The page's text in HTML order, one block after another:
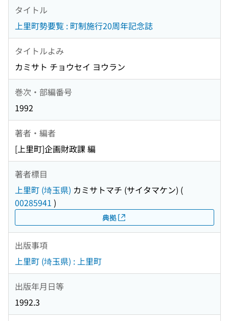
タイトル
上里町勢要覧 : 町制施行20周年記念誌
タイトルよみ
カミサト チョウセイ ヨウラン
巻次・部編番号
1992
著者・編者
[上里町]企画財政課 編
著者標目
上里町 (埼玉県) カミサトマチ (サイタマケン) (
00285941 )
典拠
出版事項
上里町 (埼玉県) : 上里町
出版年月日等
1992.3